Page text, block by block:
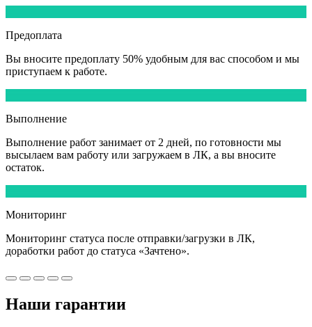
Предоплата
Вы вносите предоплату 50% удобным для вас способом и мы
приступаем к работе.
Выполнение
Выполнение работ занимает от 2 дней, по готовности мы
высылаем вам работу или загружаем в ЛК, а вы вносите
остаток.
Мониторинг
Мониторинг статуса после отправки/загрузки в ЛК,
доработки работ до статуса «Зачтено».
Наши гарантии